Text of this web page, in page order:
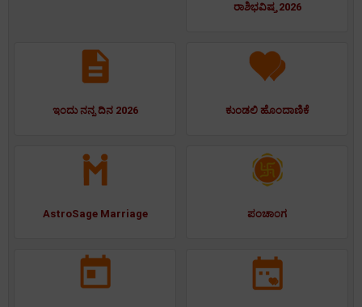
ರಾಶಿಭವಿಷ್ಯ 2026
ಇಂದು ನನ್ನ ದಿನ 2026 ಕುಂಡಲಿ ಹೊಂದಾಣಿಕೆ
AstroSage Marriage ಪಂಚಾಂಗ